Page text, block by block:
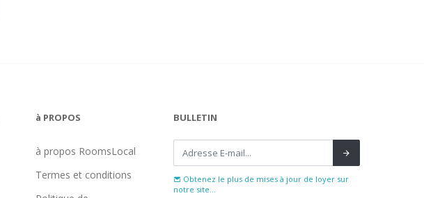
à PROPOS
à propos RoomsLocal
Termes et conditions
BULLETIN
Obtenez le plus de mises à jour de loyer sur
notre site...